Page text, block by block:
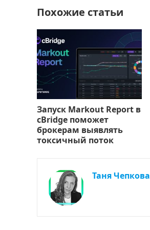
k т
ь
Похожие статьи
Запуск Markout Report в
cBridge поможет
брокерам выявлять
токсичный поток
Таня Чепкова